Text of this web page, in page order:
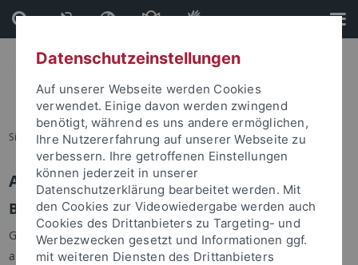
Direkt
zum
Inhalt
Direkt
zur
Fußleiste
Sie sind hier: Startseite
Anmelden
Benutzeranmeldung
Geben Sie Ihren Benutzernamen und Ihr Passwort an um sich
anzumelden:
Datenschutzeinstellungen
Auf unserer Webseite werden Cookies
verwendet. Einige davon werden zwingend
benötigt, während es uns andere ermöglichen,
Ihre Nutzererfahrung auf unserer Webseite zu
verbessern. Ihre getroffenen Einstellungen
können jederzeit in unserer
Datenschutzerklärung bearbeitet werden. Mit
den Cookies zur Videowiedergabe werden auch
Cookies des Drittanbieters zu Targeting- und
Werbezwecken gesetzt und Informationen ggf.
mit weiteren Diensten des Drittanbieters